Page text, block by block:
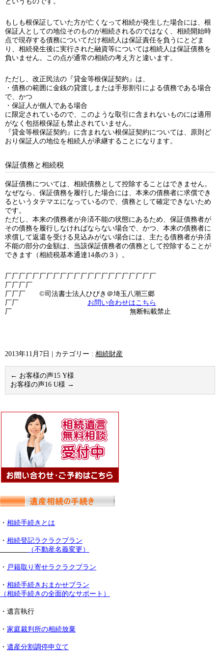
もしも根保証していた方が亡くなって相続が発生した場合には、根
保証人としての地位そのものが相続されるのではなく、相続開始時
点で現存する債務についてだけ相続人は保証責任を負うにとどま
り、相続発生後に実行された融資等については相続人は保証債務を
負いません。この点が通常の相続の考え方と違います。
ただし、改正民法の『貸金等根保証契約』は、
・債務の範囲に金銭の貸渡しまたは手形割引による債務である場合
で、かつ
・保証人が個人である場合
に限定されているので、このような取引に含まれないものには適用
がなく包括根保証も禁止されていません。
『貸金等根保証契約』に含まれない根保証契約については、原則ど
おり保証人の地位を相続人が承継することになります。
保証債務と相続税
保証債務については、相続債務として控除することはできません。
なぜなら、保証債務を履行した場合には、本来の債務者に求償でき
るというタテマエになっているので、債務として確定できないため
です。
ただし、本来の債務者が弁済不能の状態にあるため、保証債務者が
その債務を履行しなければならない場合で、かつ、本来の債務者に
求償して返還を受ける見込みがない場合には、主たる債務者が弁済
不能の部分の金額は、当該保証債務者の債務として控除することが
できます（相続税基本通達14条の３）。
厂厂厂厂厂厂厂厂厂厂厂厂厂厂厂厂厂厂厂厂厂厂
厂厂厂厂
厂厂厂 ©司法書士法人ひびき＠埼玉八潮三郷
厂厂 お問い合わせはこちら
厂 無断転載禁止
2013年11月7日 カテゴリー : 相続財産
← お客様の声15 Y様
お客様の声16 U様 →
・ 相続手続きとは
・ 相続登記ラクラクプラン
（不動産名義変更）
・ 戸籍取り寄せラクラクプラン
・ 相続手続きおまかせプラン
（相続手続きの全面的なサポート）
・遺言執行
・ 家庭裁判所の相続放棄
・ 遺産分割調停申立て